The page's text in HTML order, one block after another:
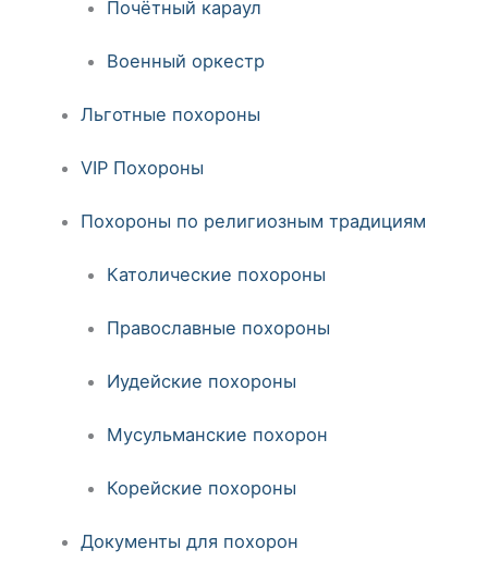
Почётный караул
Военный оркестр
Льготные похороны
VIP Похороны
Похороны по религиозным традициям
Католические похороны
Православные похороны
Иудейские похороны
Мусульманские похорон
Корейские похороны
Документы для похорон